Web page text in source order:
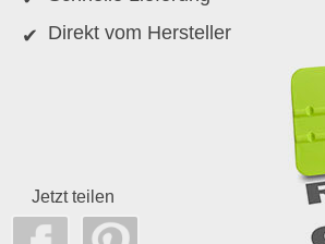
Direkt vom Hersteller
Jetzt teilen